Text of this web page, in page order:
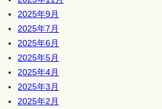
2025年9月
2025年7月
2025年6月
2025年5月
2025年4月
2025年3月
2025年2月